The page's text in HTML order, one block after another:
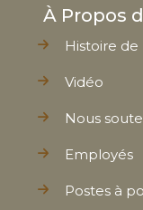
À Propos
Histoire de
Vidéo
Nous
Employés
Postes à